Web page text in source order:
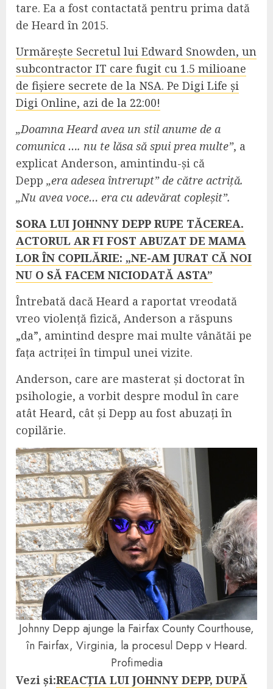
tare. Ea a fost contactată pentru prima dată
de Heard în 2015.
Urmărește Secretul lui Edward Snowden, un
subcontractor IT care fugit cu 1.5 milioane
de fișiere secrete de la NSA. Pe Digi Life și
Digi Online, azi de la 22:00!
„Doamna Heard avea un stil anume de a
comunica …. nu te lăsa să spui prea multe”, a
explicat Anderson, amintindu-și că
Depp „era adesea întrerupt” de către actriță.
„Nu avea voce… era cu adevărat copleșit”.
SORA LUI JOHNNY DEPP RUPE TĂCEREA.
ACTORUL AR FI FOST ABUZAT DE MAMA
LOR ÎN COPILĂRIE: „NE-AM JURAT CĂ NOI
NU O SĂ FACEM NICIODATĂ ASTA”
Întrebată dacă Heard a raportat vreodată
vreo violență fizică, Anderson a răspuns
„da”, amintind despre mai multe vânătăi pe
fața actriței în timpul unei vizite.
Anderson, care are masterat și doctorat în
psihologie, a vorbit despre modul în care
atât Heard, cât și Depp au fost abuzați în
copilărie.
Johnny Depp ajunge la Fairfax County Courthouse,
în Fairfax, Virginia, la procesul Depp v Heard.
Profimedia
Vezi și:REACȚIA LUI JOHNNY DEPP, DUPĂ